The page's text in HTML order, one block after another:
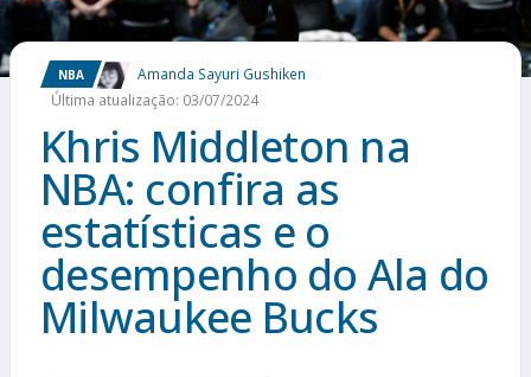
MAIS ESPORTES
NBA
Amanda Sayuri Gushiken
Última atualização: 03/07/2024
Khris Middleton na
NBA: confira as
estatísticas e o
desempenho do Ala do
Milwaukee Bucks